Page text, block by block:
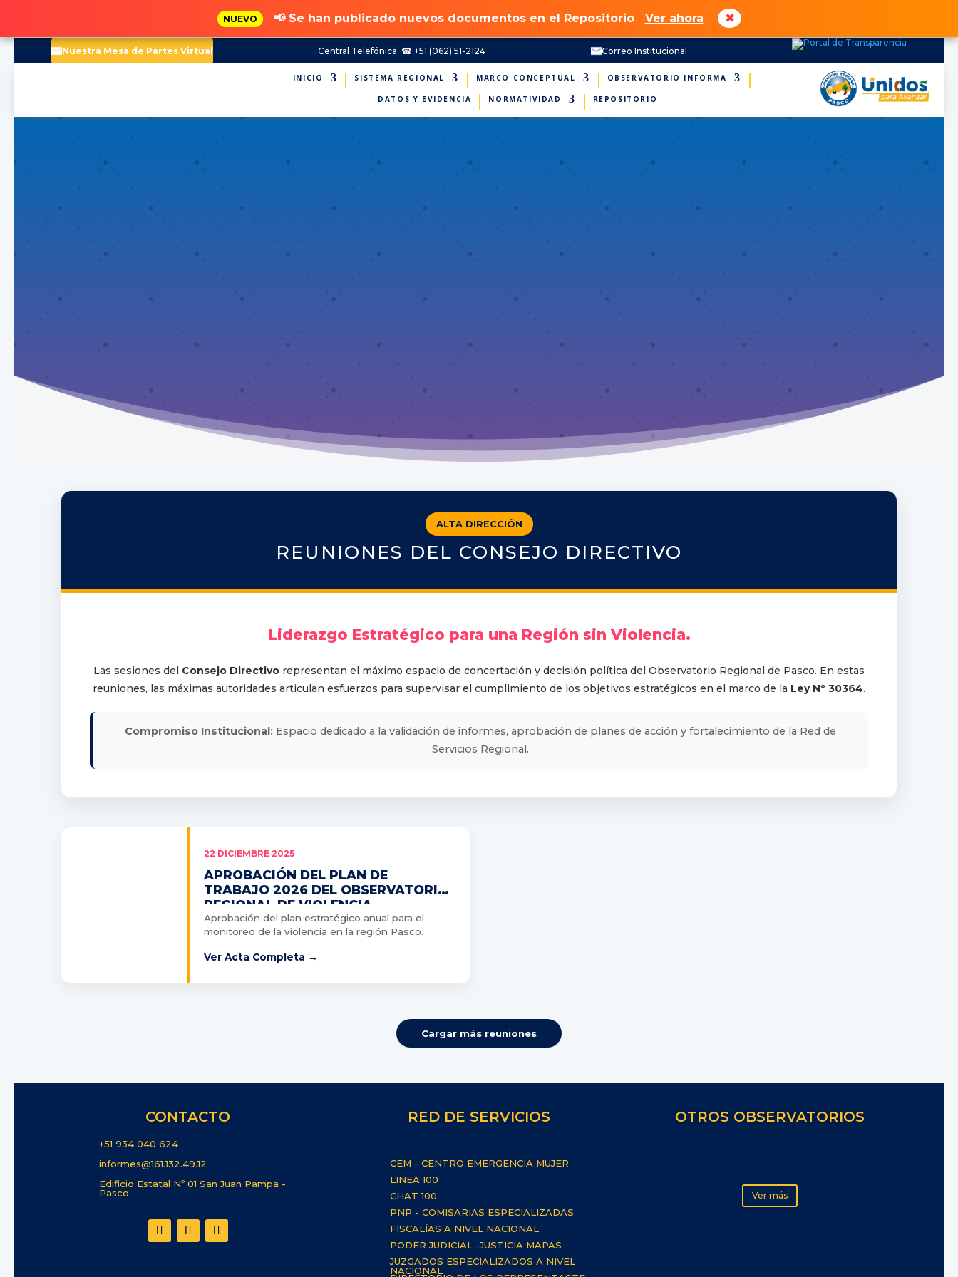
Nuestra Mesa de Partes Virtual Central Telefónica: ☎ +51 (062) 51-2124 Correo Institucional
INICIO SISTEMA REGIONAL MARCO CONCEPTUAL OBSERVATORIO INFORMA
DATOS Y EVIDENCIA NORMATIVIDAD REPOSITORIO
REUNIONES DEL
CONSEJO DIRECTIVO
ALTA DIRECCIÓN
REUNIONES DEL CONSEJO DIRECTIVO
Liderazgo Estratégico para una Región sin Violencia.
Las sesiones del Consejo Directivo representan el máximo espacio de concertación y decisión política del Observatorio Regional de Pasco. En estas
reuniones, las máximas autoridades articulan esfuerzos para supervisar el cumplimiento de los objetivos estratégicos en el marco de la Ley Nº 30364.
Compromiso Institucional: Espacio dedicado a la validación de informes, aprobación de planes de acción y fortalecimiento de la Red de
Servicios Regional.
22 DICIEMBRE 2025
APROBACIÓN DEL PLAN DE
TRABAJO 2026 DEL OBSERVATORIO
REGIONAL DE VIOLENCIA
Aprobación del plan estratégico anual para el
monitoreo de la violencia en la región Pasco.
Ver Acta Completa →
Cargar más reuniones
CONTACTO
+51 934 040 624
informes@161.132.49.12
Edificio Estatal Nº 01 San Juan Pampa -
Pasco
RED DE SERVICIOS
CEM - CENTRO EMERGENCIA MUJER
LINEA 100
CHAT 100
PNP - COMISARIAS ESPECIALIZADAS
FISCALÍAS A NIVEL NACIONAL
PODER JUDICIAL -JUSTICIA MAPAS
JUZGADOS ESPECIALIZADOS A NIVEL
NACIONAL
OTROS OBSERVATORIOS
Ver más
NUEVO 📢 Se han publicado nuevos documentos en el Repositorio Ver ahora ✖